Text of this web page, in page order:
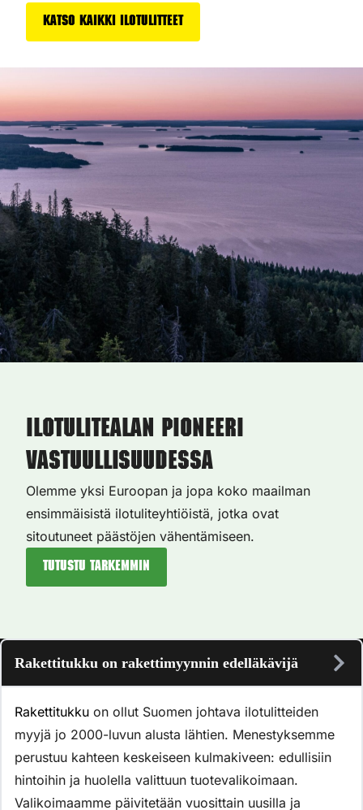
Katso kaikki ilotulitteet
Ilotulitealan pioneeri
vastuullisuudessa
Olemme yksi Euroopan ja jopa koko maailman
ensimmäisistä ilotuliteyhtiöistä, jotka ovat
sitoutuneet päästöjen vähentämiseen.
Tutustu tarkemmin
Rakettitukku on rakettimyynnin edelläkävijä
Rakettitukku on ollut Suomen johtava ilotulitteiden
myyjä jo 2000-luvun alusta lähtien. Menestyksemme
perustuu kahteen keskeiseen kulmakiveen: edullisiin
hintoihin ja huolella valittuun tuotevalikoimaan.
Valikoimaamme päivitetään vuosittain uusilla ja